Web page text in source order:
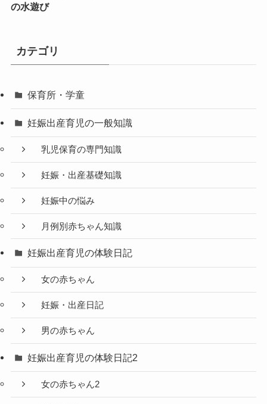
の水遊び
カテゴリ
保育所・学童
妊娠出産育児の一般知識
乳児保育の専門知識
妊娠・出産基礎知識
妊娠中の悩み
月例別赤ちゃん知識
妊娠出産育児の体験日記
女の赤ちゃん
妊娠・出産日記
男の赤ちゃん
妊娠出産育児の体験日記2
女の赤ちゃん2